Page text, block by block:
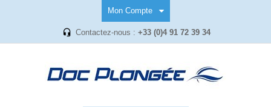
Mon Compte
Contactez-nous : +33 (0)4 91 72 39 34